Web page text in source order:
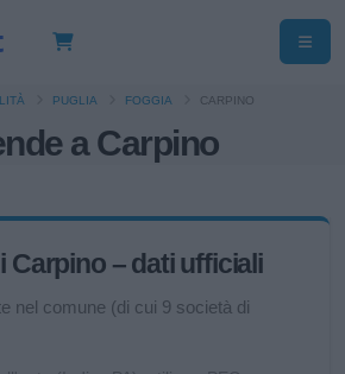
a Carpino
PUGLIA FOGGIA CARPINO
Carpino – dati ufficiali
nel comune (di cui 9 società di